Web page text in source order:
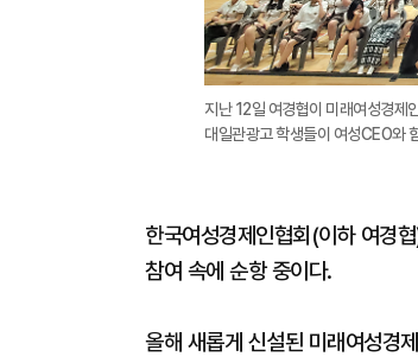
지난 12일 여경협이 미래여성경제
대일관광고 학생들이 여성CEO와
한국여성경제인협회(이하 여경
참여 속에 순항 중이다.
올해 새롭게 신설된 미래여성경